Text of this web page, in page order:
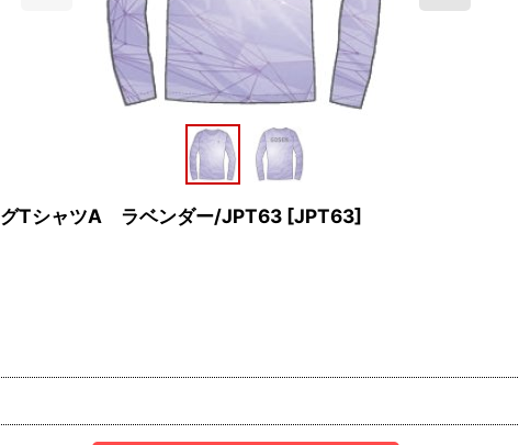
グTシャツA ラベンダー/JPT63 [JPT63]